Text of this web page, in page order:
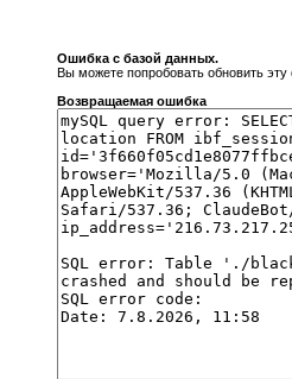
Ошибка с базой данных.
Вы можете попробовать обновить эту
Возвращаемая ошибка